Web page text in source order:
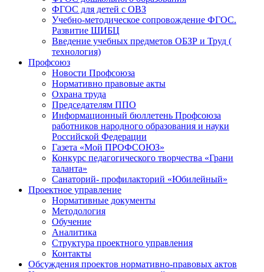
ФГОС для детей с ОВЗ
Учебно-методическое сопровождение ФГОС.
Развитие ШИБЦ
Введение учебных предметов ОБЗР и Труд (
технология)
Профсоюз
Новости Профсоюза
Нормативно правовые акты
Охрана труда
Председателям ППО
Информационный бюллетень Профсоюза
работников народного образования и науки
Российской Федерации
Газета «Мой ПРОФСОЮЗ»
Конкурс педагогического творчества «Грани
таланта»
Санаторий- профилакторий «Юбилейный»
Проектное управление
Нормативные документы
Методология
Обучение
Аналитика
Структура проектного управления
Контакты
Обсуждения проектов нормативно-правовых актов